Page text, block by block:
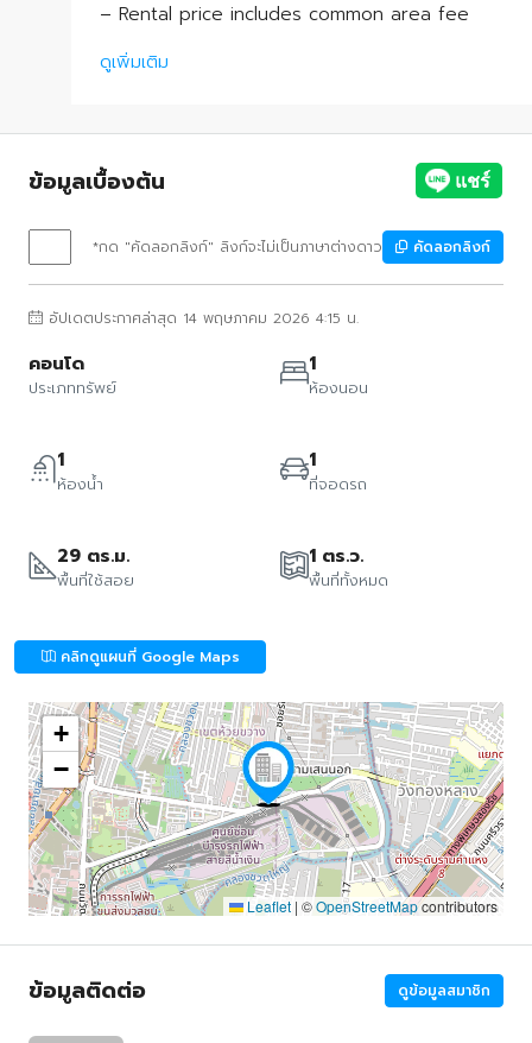
– Rental price includes common area fee
ดูเพิ่มเติม
ข้อมูลเบื้องต้น
*กด "คัดลอกลิงก์" ลิงก์จะไม่เป็นภาษาต่างดาว คัดลอกลิงก์
อัปเดตประกาศล่าสุด 14 พฤษภาคม 2026 4:15 น.
คอนโด
ประเภททรัพย์
1
ห้องนอน
1
ห้องน้ำ
1
ที่จอดรถ
29 ตร.ม.
พื้นที่ใช้สอย
1 ตร.ว.
พื้นที่ทั้งหมด
คลิกดูแผนที่ Google Maps
+
−
Leaflet | ©OpenStreetMapcontributors
ข้อมูลติดต่อ ดูข้อมูลสมาชิก